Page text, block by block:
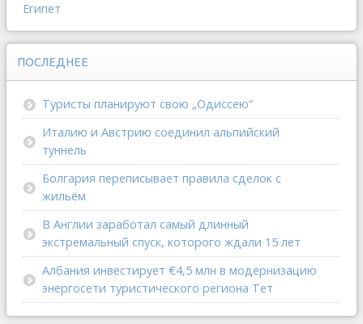
Египет
ПОСЛЕДНЕЕ
Туристы планируют свою „Одиссею“
Италию и Австрию соединил альпийский
туннель
Болгария переписывает правила сделок с
жильём
В Англии заработал самый длинный
экстремальный спуск, которого ждали 15 лет
Албания инвестирует €4,5 млн в модернизацию
энергосети туристического региона Тет